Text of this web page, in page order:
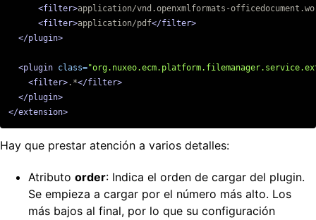
<filter>application/vnd.openxmlformats-
<filter>application/pdf</filter>
</plugin>
<plugin class=
<filter>.*</filter>
</plugin>
</extension>
Hay que prestar atención a varios detalles:
Atributo order: Indica el orden de cargar del plugin.
Se empieza a cargar por el número más alto. Los
más bajos al final, por lo que su configuración